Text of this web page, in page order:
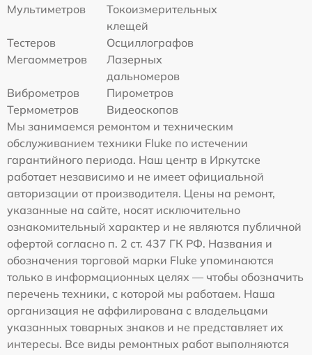
Мультиметров
Токоизмерительных
клещей
Тестеров
Осциллографов
Мегаомметров
Лазерных
дальномеров
Виброметров
Пирометров
Термометров
Видеоскопов
Мы занимаемся ремонтом и техническим
обслуживанием техники Fluke по истечении
гарантийного периода. Наш центр в Иркутске
работает независимо и не имеет официальной
авторизации от производителя. Цены на ремонт,
указанные на сайте, носят исключительно
ознакомительный характер и не являются публичной
офертой согласно п. 2 ст. 437 ГК РФ. Названия и
обозначения торговой марки Fluke упоминаются
только в информационных целях — чтобы обозначить
перечень техники, с которой мы работаем. Наша
организация не аффилирована с владельцами
указанных товарных знаков и не представляет их
интересы. Все виды ремонтных работ выполняются